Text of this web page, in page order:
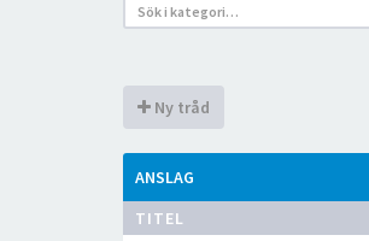
Ny tråd
ANSLAG
TITEL